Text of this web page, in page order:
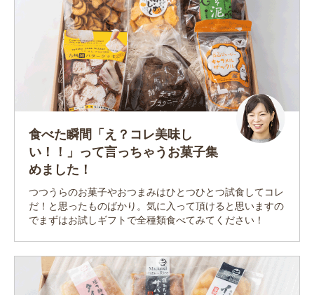
食べた瞬間「え？コレ美味し
い！！」って言っちゃうお菓子集
めました！
つつうらのお菓子やおつまみはひとつひとつ試食してコレ
だ！と思ったものばかり。気に入って頂けると思いますの
でまずはお試しギフトで全種類食べてみてください！